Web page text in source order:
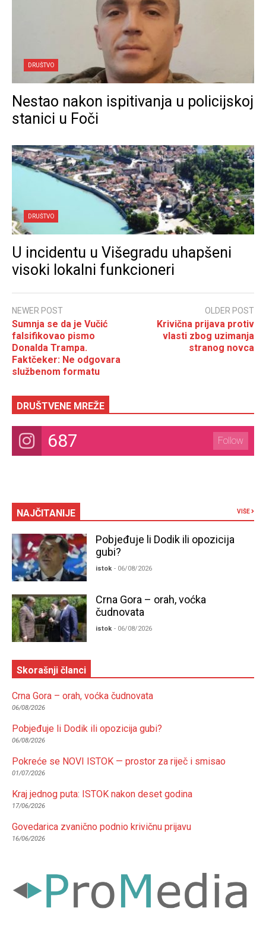
DRUŠTVO
Nestao nakon ispitivanja u policijskoj
stanici u Foči
DRUŠTVO
U incidentu u Višegradu uhapšeni
visoki lokalni funkcioneri
NEWER POST
Sumnja se da je Vučić
falsifikovao pismo
Donalda Trampa.
Faktčeker: Ne odgovara
službenom formatu
OLDER POST
Krivična prijava protiv
vlasti zbog uzimanja
stranog novca
DRUŠTVENE MREŽE
687 Follow
NAJČITANIJE VIŠE
Pobjeđuje li Dodik ili opozicija
gubi?
istok - 06/08/2026
Crna Gora – orah, voćka
čudnovata
istok - 06/08/2026
Skorašnji članci
Crna Gora – orah, voćka čudnovata
06/08/2026
Pobjeđuje li Dodik ili opozicija gubi?
06/08/2026
Pokreće se NOVI ISTOK — prostor za riječ i smisao
01/07/2026
Kraj jednog puta: ISTOK nakon deset godina
17/06/2026
Govedarica zvanično podnio krivičnu prijavu
16/06/2026